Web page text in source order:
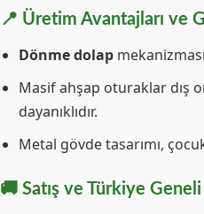
📍 Üretim Avantajları ve
Dönme dolap
Masif ahşap oturaklar dış
dayanıklıdır.
Metal gövde tasarımı,
🚚 Satış ve Türkiye